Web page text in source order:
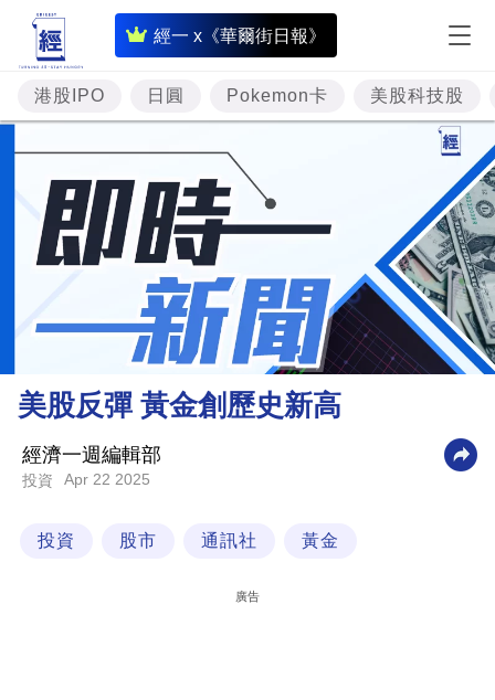
經一 x《華爾街日報》
即
時
財
經
專
題
投
資
樓
市
財
商
業
技
港股IPO 日圓 Pokemon卡 美股科技股
美股反彈 黃金創歷史新高
經濟一週編輯部
投資 Apr 22 2025
投資 股市 通訊社 黃金
廣告